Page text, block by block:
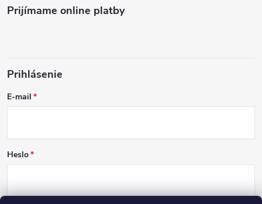
Prijímame online platby
Prihlásenie
E-mail
Heslo